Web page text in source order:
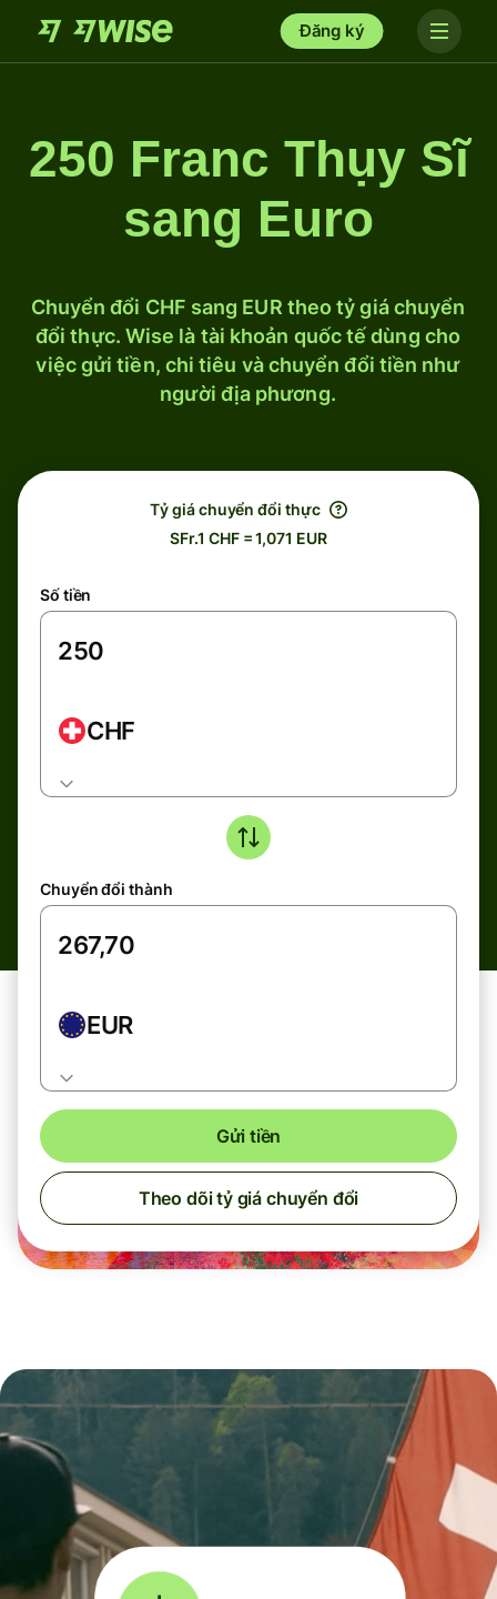
Đăng ký
250 Franc Thụy Sĩ
sang Euro
Chuyển đổi CHF sang EUR theo tỷ giá chuyển
đổi thực. Wise là tài khoản quốc tế dùng cho
việc gửi tiền, chi tiêu và chuyển đổi tiền như
người địa phương.
Tỷ giá chuyển đổi thực
SFr.1 CHF = 1,071 EUR
Số tiền
CHF
Chuyển đổi thành
EUR
Gửi tiền
Theo dõi tỷ giá chuyển đổi